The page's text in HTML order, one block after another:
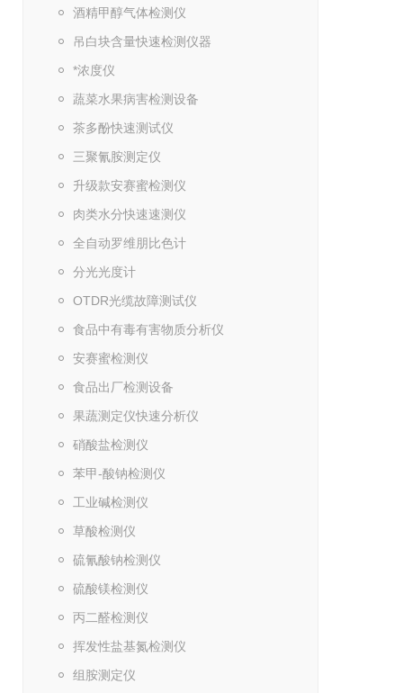
酒精甲醇气体检测仪
吊白块含量快速检测仪器
*浓度仪
蔬菜水果病害检测设备
茶多酚快速测试仪
三聚氰胺测定仪
升级款安赛蜜检测仪
肉类水分快速速测仪
全自动罗维朋比色计
分光光度计
OTDR光缆故障测试仪
食品中有毒有害物质分析仪
安赛蜜检测仪
食品出厂检测设备
果蔬测定仪快速分析仪
硝酸盐检测仪
苯甲-酸钠检测仪
工业碱检测仪
草酸检测仪
硫氰酸钠检测仪
硫酸镁检测仪
丙二醛检测仪
挥发性盐基氮检测仪
组胺测定仪